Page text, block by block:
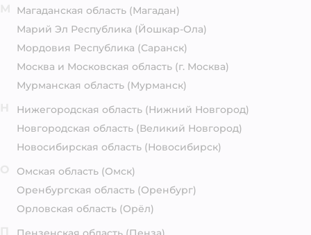
Магаданская область (Магадан)
Марий Эл Республика (Йошкар-Ола)
Мордовия Республика (Саранск)
Москва и Московская область (г. Москва)
Мурманская область (Мурманск)
Нижегородская область (Нижний Новгород)
Новгородская область (Великий Новгород)
Новосибирская область (Новосибирск)
Омская область (Омск)
Оренбургская область (Оренбург)
Орловская область (Орёл)